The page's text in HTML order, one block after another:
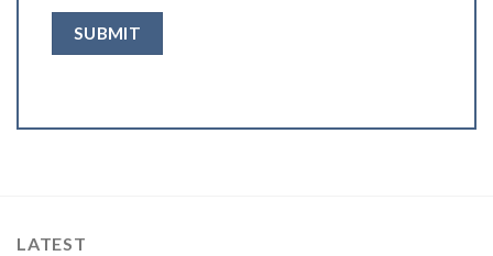
LATEST